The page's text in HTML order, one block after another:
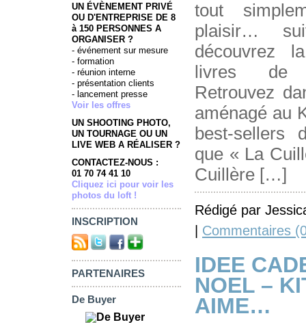
UN ÉVÈNEMENT PRIVÉ
OU D'ENTREPRISE DE 8
à 150 PERSONNES A
ORGANISER ?
- événement sur mesure
- formation
- réunion interne
- présentation clients
- lancement presse
Voir les offres
UN SHOOTING PHOTO,
UN TOURNAGE OU UN
LIVE WEB A RÉALISER ?
CONTACTEZ-NOUS :
01 70 74 41 10
Cliquez ici pour voir les
photos du loft !
INSCRIPTION
PARTENAIRES
De Buyer
tout
plaisir…
découvrez
livres de
Retrouvez
aménagé au
best-sellers
que « La
Cuillère […]
Rédigé par
| Commentaires
IDEE
NOEL –
AIME…